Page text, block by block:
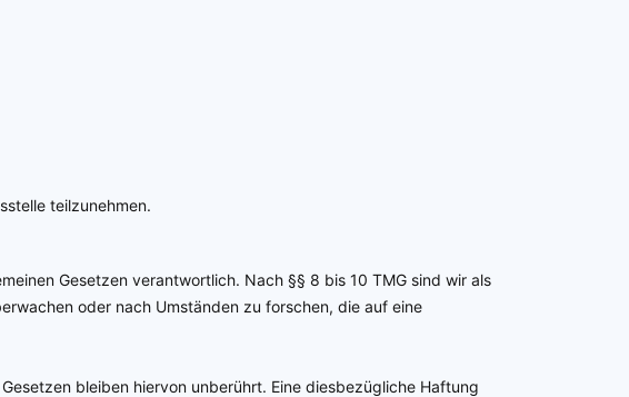
teilzunehmen.
Gesetzen verantwortlich. Nach §§ 8 bis 10 TMG sind wir als
oder nach Umständen zu forschen, die auf eine
bleiben hiervon unberührt. Eine diesbezügliche Haftung